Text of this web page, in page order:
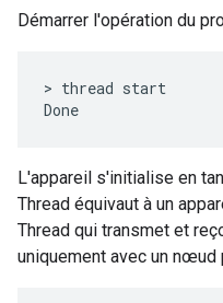
Démarrer l'opération du
> thread start
L'appareil s'initialise en
Thread équivaut à un
Thread qui transmet et
uniquement avec un nœud